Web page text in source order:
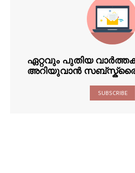
ഏറ്റവും പുതിയ
അറിയുവാൻ
SUBSCRIBE